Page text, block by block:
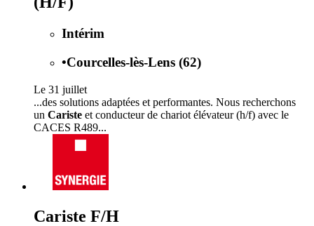
Intérim
•Courcelles-lès-Lens (62)
Le 31 juillet
...des solutions adaptées et performantes. Nous recherchons
un Cariste et conducteur de chariot élévateur (h/f) avec le
CACES R489...
Cariste F/H